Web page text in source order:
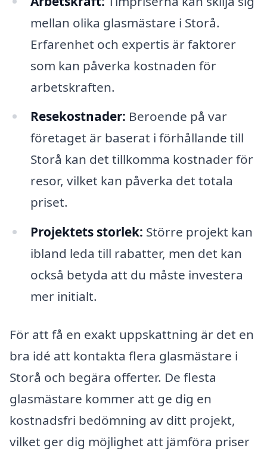
mellan olika glasmästare i Storå.
Erfarenhet och expertis är faktorer
som kan påverka kostnaden för
arbetskraften.
Resekostnader: Beroende på var
företaget är baserat i förhållande till
Storå kan det tillkomma kostnader för
resor, vilket kan påverka det totala
priset.
Projektets storlek: Större projekt kan
ibland leda till rabatter, men det kan
också betyda att du måste investera
mer initialt.
För att få en exakt uppskattning är det en
bra idé att kontakta flera glasmästare i
Storå och begära offerter. De flesta
glasmästare kommer att ge dig en
kostnadsfri bedömning av ditt projekt,
vilket ger dig möjlighet att jämföra priser